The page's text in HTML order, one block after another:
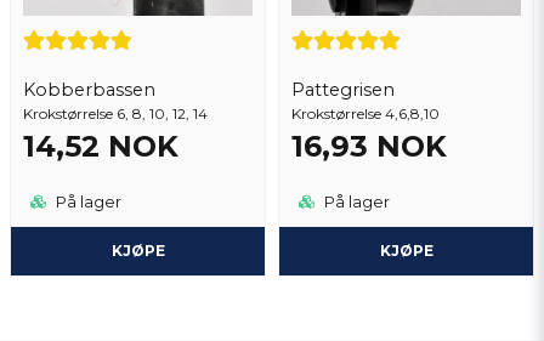
Kobberbassen
Krokstørrelse 6, 8, 10, 12, 14
14,52 NOK
På lager
KJØPE
Pattegrisen
Krokstørrelse 4,6,8,10
16,93 NOK
På lager
KJØPE